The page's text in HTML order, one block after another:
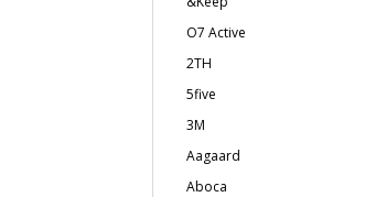
O7 Active
2TH
5five
3M
Aagaard
Aboca